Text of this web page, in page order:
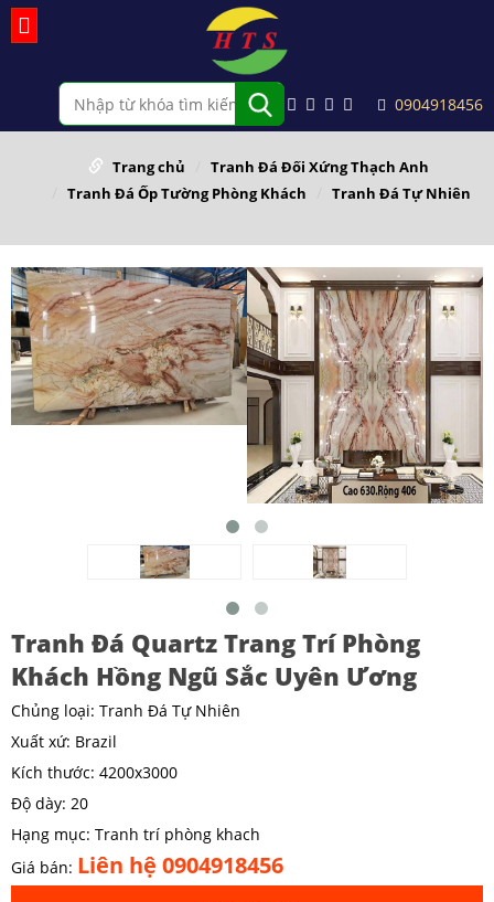
0904918456
Trang chủ
Tranh Đá Đối Xứng Thạch Anh
Tranh Đá Ốp Tường Phòng Khách
Tranh Đá Tự Nhiên
Tranh Đá Quartz Trang Trí Phòng
Khách Hồng Ngũ Sắc Uyên Ương
Chủng loại: Tranh Đá Tự Nhiên
Xuất xứ: Brazil
Kích thước: 4200x3000
Độ dày: 20
Hạng mục: Tranh trí phòng khach
Giá bán: Liên hệ 0904918456